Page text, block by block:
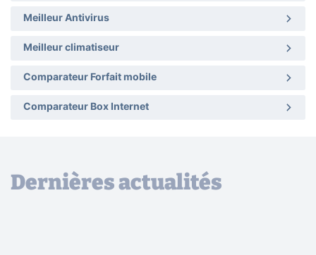
Meilleur Antivirus
Meilleur climatiseur
Comparateur Forfait mobile
Comparateur Box Internet
Dernières actualités